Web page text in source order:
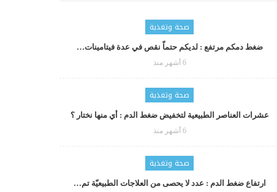
صحة وتغذية
ضغط دمكم مرتفع : لديكم حتماّ نقص في عدة فيتامينات…
6 أشهر منذ
صحة وتغذية
عشرات العناصر الطبيعية لتخفيض ضغط الدم : أي منها نختار ؟
6 أشهر منذ
صحة وتغذية
ارتفاع ضغط الدم : عدد لا يحصى من العلاجات الطبيعيّة تم…